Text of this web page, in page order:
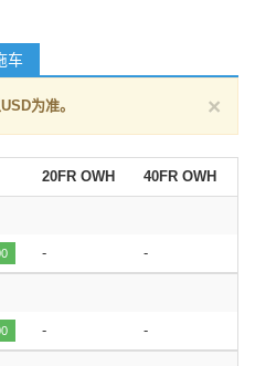
车
×
为准。
20FR OWH 40FR OWH
- -
- -